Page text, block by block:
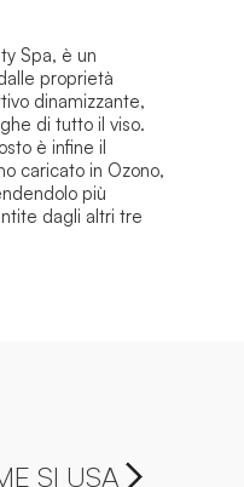
Spa, è un
proprietà
dinamizzante,
di tutto il viso.
è infine il
caricato in Ozono,
più
dagli altri tre
SI USA